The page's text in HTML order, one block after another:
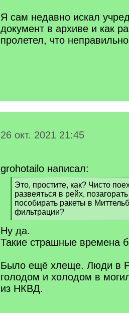
Я сам недавно искал
документ в архиве и как
пролетел, что
26 окт. 2021 21:45
grohotailo написал:
[
q
]
Это, простите, как? Чисто
развеяться в рейх,
пособирать ракеты в
фильтрации?
[
q
]
Ну да.
Такие страшные времена
Было ещё хлеще. Люди в
голодом и холодом в
из НКВД.